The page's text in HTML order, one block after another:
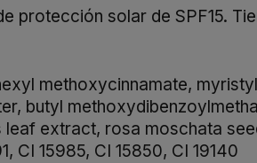
solar de SPF15.
methoxycinnamate,
butyl
extract, rosa moschata
CI 15985, CI 15850, CI 19140